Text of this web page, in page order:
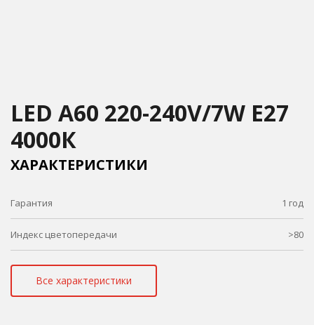
LED A60 220-240V/7W E27
4000К
ХАРАКТЕРИСТИКИ
Гарантия 1 год
Индекс цветопередачи >80
Все характеристики